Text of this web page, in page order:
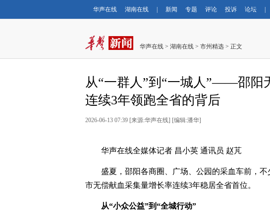
华声在线 湖南在线 新闻 专题 评论 投诉 论坛
华声在线 > 湖南在线 > 市州精选 > 正文
从“一群人”到“一城人”——邵阳
连续3年领跑全省的背后
2026-06-13 07:39 [来源:华声在线] [编辑:潘华]
华声在线全媒体记者 昌小英 通讯员 赵芃
盛夏，邵阳各商圈、广场、公园的采血车前，
市无偿献血采集量增长率连续3年稳居全省首位。
从“小众公益”到“全城行动”